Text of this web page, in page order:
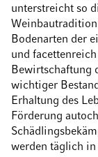
unterstreicht so
Bodenarten der
und
Bewirtschaftung
wichtiger
Erhaltung des
Förderung
werden täglich in